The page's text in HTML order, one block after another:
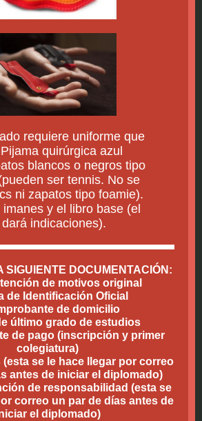
requiere uniforme que
quirúrgica azul
blancos o negros tipo
ser tennis. No se
ni zapatos tipo foamie).
y el libro base (el
indicaciones).
SIGUIENTE DOCUMENTACIÓN:
de motivos original
de Identificación Oficial
de domicilio
último grado de estudios
de pago (inscripción y primer
colegiatura)
(esta se le hace llegar por correo
antes de iniciar el diplomado)
de responsabilidad (esta se
correo un par de días antes de
el diplomado)